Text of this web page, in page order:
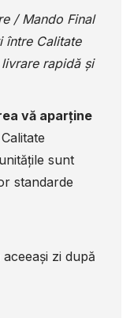
/ Mando Final
între Calitate
rapidă și
vă aparține
sunt
standarde
zi după